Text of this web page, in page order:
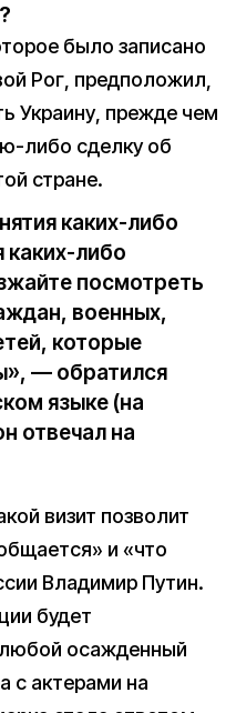
было записано
Рог, предположил,
Украину, прежде чем
либо сделку об
стране.
каких-либо
каких-либо
посмотреть
военных,
которые
— обратился
языке (на
отвечал на
визит позволит
и «что
Владимир Путин.
будет
осажденный
с актерами на